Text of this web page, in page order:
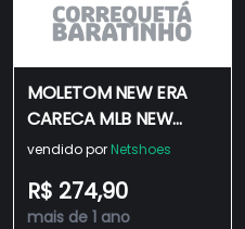
MOLETOM NEW ERA
CARECA MLB NEW
YORK YANKEES
vendido por Netshoes
R$ 274,90
mais de 1 ano